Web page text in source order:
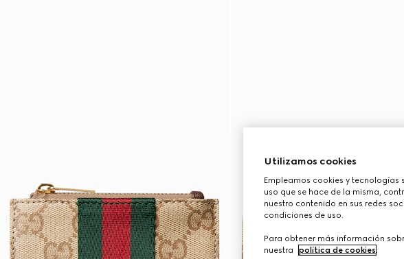
Utilizamos cookies
Empleamos cookies y tecnologías
uso que se hace de la misma,
nuestro contenido en sus redes
condiciones de uso.
Para obtener más información
nuestra
política de cookies.